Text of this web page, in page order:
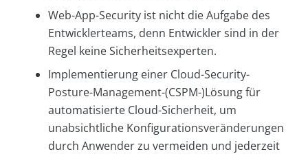
Web-App-Security ist nicht die Aufgabe des
Entwicklerteams, denn Entwickler sind in der
Regel keine Sicherheitsexperten.
Implementierung einer Cloud-Security-
Posture-Management-(CSPM-)Lösung für
automatisierte Cloud-Sicherheit, um
unabsichtliche Konfigurationsveränderungen
durch Anwender zu vermeiden und jederzeit